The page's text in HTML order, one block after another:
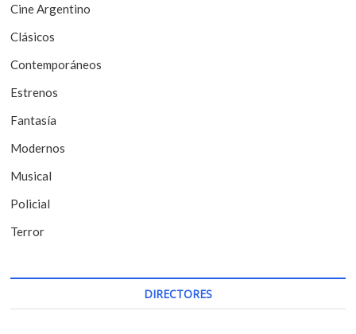
e
e
n
t
r
a
d
a
s
Cine Argentino
Clásicos
Contemporáneos
Estrenos
Fantasía
Modernos
Musical
Policial
Terror
DIRECTORES